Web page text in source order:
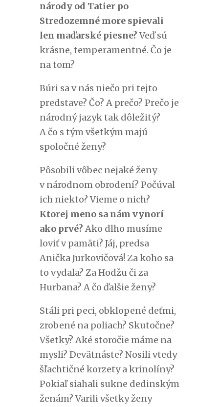
národy od Tatier po
Stredozemné more spievali
len maďarské piesne?Veď sú
krásne, temperamentné. Čo je
na tom?
Búri sa v nás niečo pri tejto
predstave? Čo? A prečo? Prečo je
národný jazyk tak dôležitý?
A čo s tým všetkým majú
spoločné ženy?
Pôsobili vôbec nejaké ženy
v národnom obrodení? Počúval
ich niekto? Vieme o nich?
Ktorej meno sa nám vynorí
ako prvé? Ako dlho musíme
loviť v pamäti? Jáj, predsa
Anička Jurkovičová! Za koho sa
to vydala? Za Hodžu či za
Hurbana? A čo ďalšie ženy?
Stáli pri peci, obklopené deťmi,
zrobené na poliach? Skutočne?
Všetky? Aké storočie máme na
mysli? Devätnáste? Nosili vtedy
šľachtičné korzety a krinolíny?
Pokiaľ siahali sukne dedinským
ženám? Varili všetky ženy